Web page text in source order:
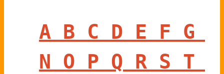
A B C D E F G
N O P Q R S T